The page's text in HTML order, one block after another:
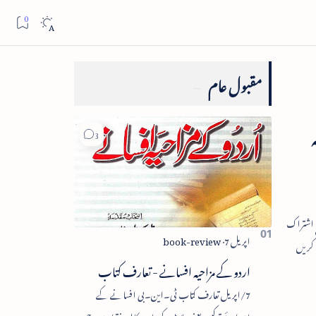
مقبول عام
اردو کے مزاحیہ افسانے - تعارف کتاب
7/اپریل تعارف کتاب ٹی۔این۔بی افسانے کے